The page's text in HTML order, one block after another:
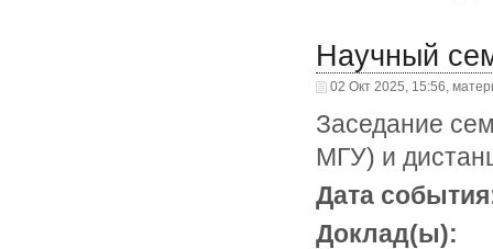
Научный
02 Окт 2025, 15:56,
Заседание
МГУ) и
Дата
Доклад(ы):